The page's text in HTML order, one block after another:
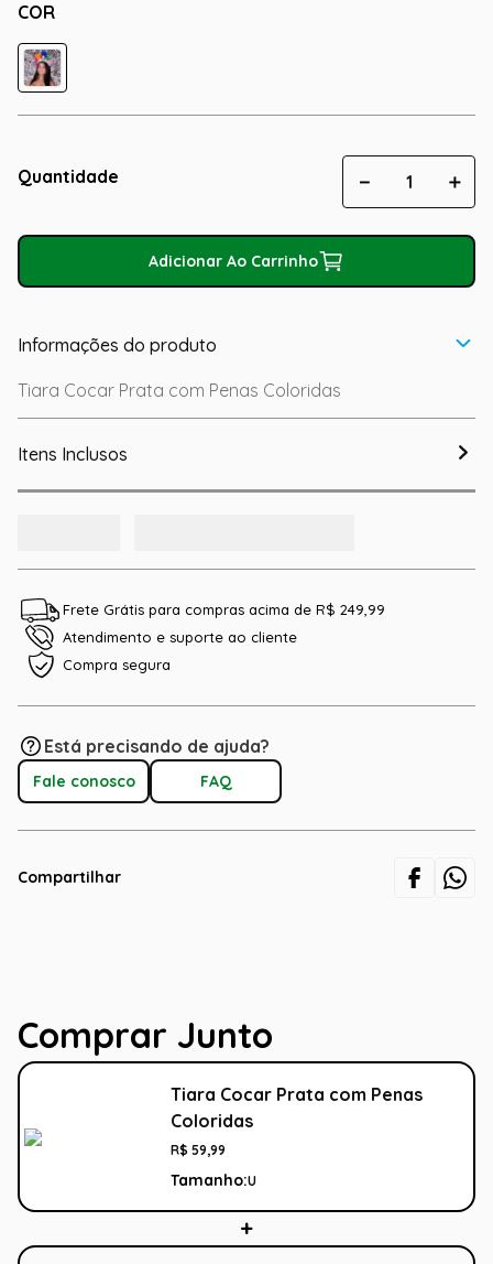
COR
Quantidade ＋
－
Adicionar Ao Carrinho
Informações do produto
Tiara Cocar Prata com Penas Coloridas
Itens Inclusos
Frete Grátis para compras acima de R$ 249,99
Atendimento e suporte ao cliente
Compra segura
Está precisando de ajuda?
Fale conosco FAQ
Compartilhar
Comprar Junto
Tiara Cocar Prata com Penas
Coloridas
R$ 59,99
Tamanho:U